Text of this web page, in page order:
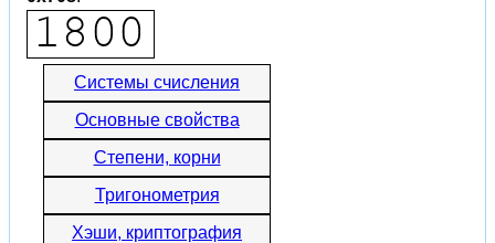
Системы счисления
Основные свойства
Степени, корни
Тригонометрия
Хэши, криптография